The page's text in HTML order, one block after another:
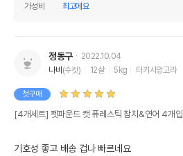
가성비
최고에요
정동구
2022.10.04
나비(수컷) 12살 5kg 터키시앙고라
첫구매
[4개세트] 펫파운드 캣 퓨레스틱 참치&연어 4개입
기호성 좋고 배송 겁나 빠르네요